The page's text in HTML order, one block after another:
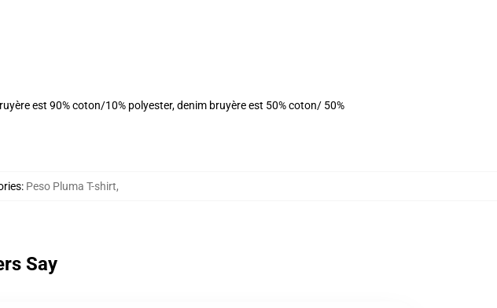
est 90% coton/10% polyester, denim bruyère est 50% coton/ 50%
: Peso Pluma T-shirt,
Say